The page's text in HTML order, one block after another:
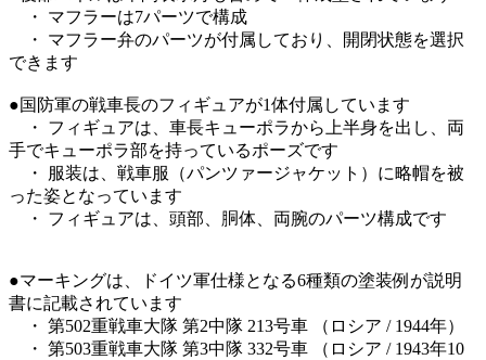
・ マフラーは7パーツで構成
・ マフラー弁のパーツが付属しており、開閉状態を選択
できます
●国防軍の戦車長のフィギュアが1体付属しています
・ フィギュアは、車長キューポラから上半身を出し、両
手でキューポラ部を持っているポーズです
・ 服装は、戦車服（パンツァージャケット）に略帽を被
った姿となっています
・ フィギュアは、頭部、胴体、両腕のパーツ構成です
●マーキングは、ドイツ軍仕様となる6種類の塗装例が説明
書に記載されています
・ 第502重戦車大隊 第2中隊 213号車 （ロシア / 1944年）
・ 第503重戦車大隊 第3中隊 332号車 （ロシア / 1943年10